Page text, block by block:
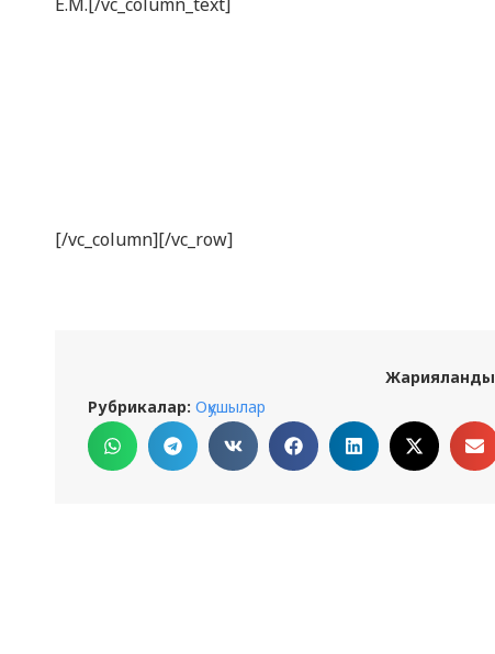
[/vc_column][/vc_row]
Рубрикалар: Оқушылар